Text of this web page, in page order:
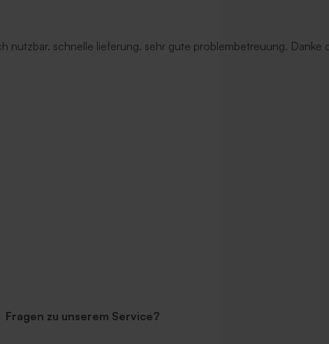
nutzbar. schnelle lieferung. sehr gute problembetreuung. Danke
Fragen zu unserem Service?